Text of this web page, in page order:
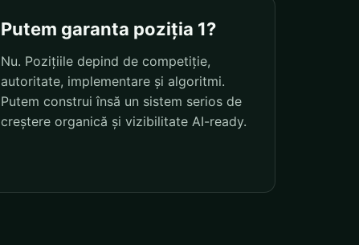
Putem garanta poziția 1?
Nu. Pozițiile depind de competiție,
autoritate, implementare și algoritmi.
Putem construi însă un sistem serios de
creștere organică și vizibilitate AI-ready.